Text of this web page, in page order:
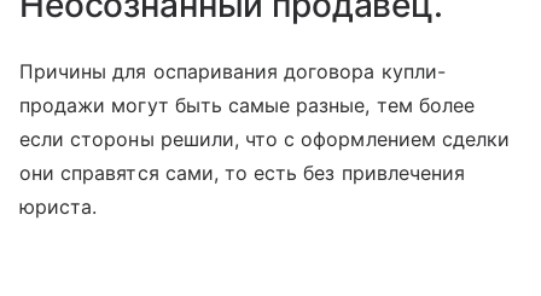
Причины для оспаривания договора купли-
продажи могут быть самые разные, тем более
если стороны решили, что с оформлением сделки
они справятся сами, то есть без привлечения
юриста.